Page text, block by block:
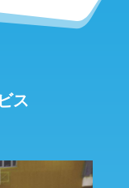
ス